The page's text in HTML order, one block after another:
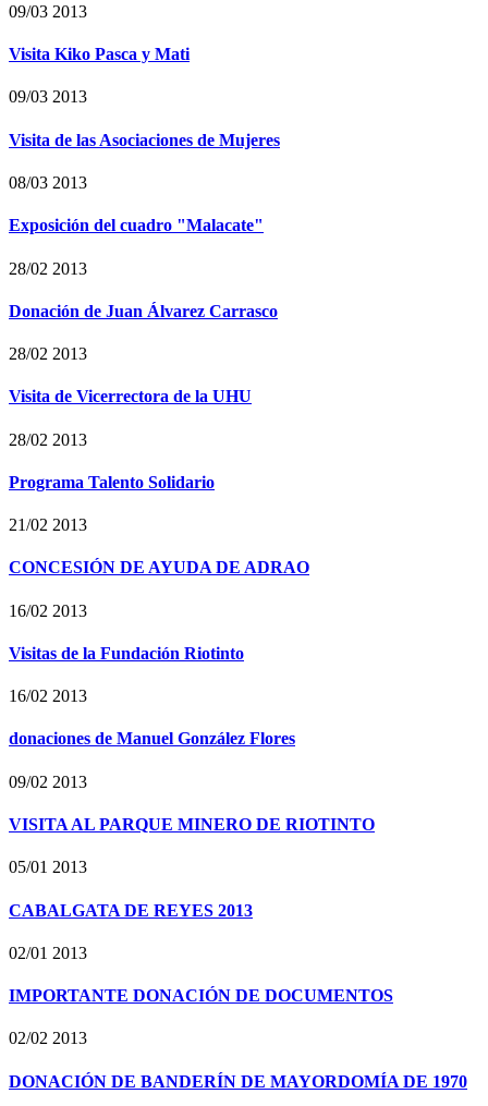
09/03 2013
Visita Kiko Pasca y Mati
09/03 2013
Visita de las Asociaciones de Mujeres
08/03 2013
Exposición del cuadro "Malacate"
28/02 2013
Donación de Juan Álvarez Carrasco
28/02 2013
Visita de Vicerrectora de la UHU
28/02 2013
Programa Talento Solidario
21/02 2013
CONCESIÓN DE AYUDA DE ADRAO
16/02 2013
Visitas de la Fundación Riotinto
16/02 2013
donaciones de Manuel González Flores
09/02 2013
VISITA AL PARQUE MINERO DE RIOTINTO
05/01 2013
CABALGATA DE REYES 2013
02/01 2013
IMPORTANTE DONACIÓN DE DOCUMENTOS
02/02 2013
DONACIÓN DE BANDERÍN DE MAYORDOMÍA DE 1970